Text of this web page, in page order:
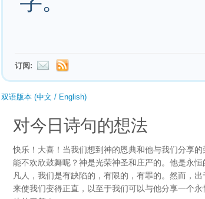
订阅:
双语版本 (中文 / English)
对今日诗句的想法
快乐！大喜！当我们想到神的恩典和他与我们分享
能不欢欣鼓舞呢？神是光荣神圣和庄严的。他是永
凡人，我们是有缺陷的，有限的，有罪的。然而，
来使我们变得正直，以至于我们可以与他分享一个